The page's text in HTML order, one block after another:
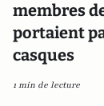
membres
portaient
casques
1 min de lecture